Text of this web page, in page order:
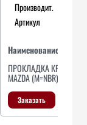
Производит.
Артикул
Наименование
ПРОКЛАДКА КРЫШКИ
MAZDA (M=NBR)
Заказать